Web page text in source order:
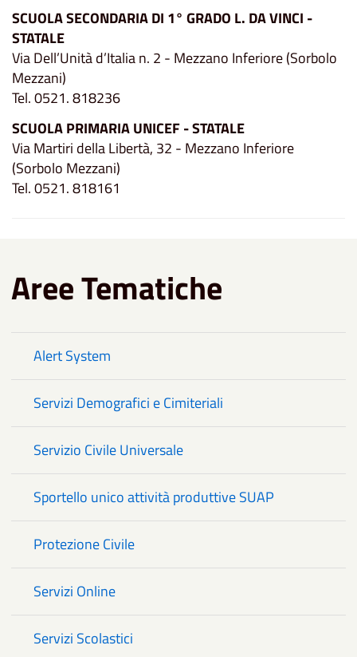
SCUOLA SECONDARIA DI 1° GRADO L. DA VINCI -
STATALE
Via Dell’Unità d’Italia n. 2 - Mezzano Inferiore (Sorbolo
Mezzani)
Tel. 0521. 818236
SCUOLA PRIMARIA UNICEF - STATALE
Via Martiri della Libertà, 32 - Mezzano Inferiore
(Sorbolo Mezzani)
Tel. 0521. 818161
Aree Tematiche
Alert System
Servizi Demografici e Cimiteriali
Servizio Civile Universale
Sportello unico attività produttive SUAP
Protezione Civile
Servizi Online
Servizi Scolastici